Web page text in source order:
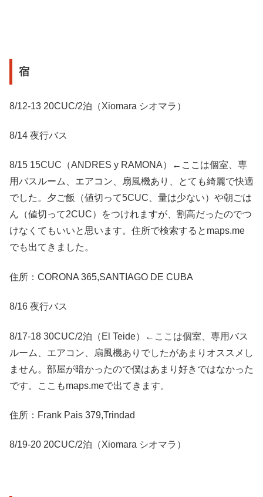
宿
8/12-13 20CUC/2泊（Xiomara シオマラ）
8/14 夜行バス
8/15 15CUC（ANDRES y RAMONA）←ここは個室、専
用バスルーム、エアコン、扇風機あり、とても綺麗で快適
でした。夕ご飯（値切って5CUC、量は少ない）や朝ごは
ん（値切って2CUC）をつけれますが、割高だったのでつ
けなくてもいいと思います。住所で検索するとmaps.me
でも出てきました。
住所：CORONA 365,SANTIAGO DE CUBA
8/16 夜行バス
8/17-18 30CUC/2泊（El Teide）←ここは個室、専用バス
ルーム、エアコン、扇風機ありでしたがあまりオススメし
ません。部屋が暗かったので僕はあまり好きではなかった
です。ここもmaps.meで出てきます。
住所：Frank Pais 379,Trindad
8/19-20 20CUC/2泊（Xiomara シオマラ）